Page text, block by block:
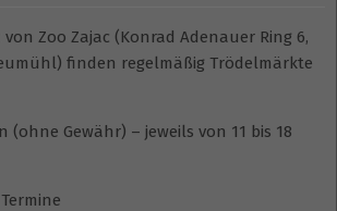
Zoo Zajac (Konrad Adenauer Ring 6,
finden regelmäßig Trödelmärkte
(ohne Gewähr) – jeweils von 11 bis 18